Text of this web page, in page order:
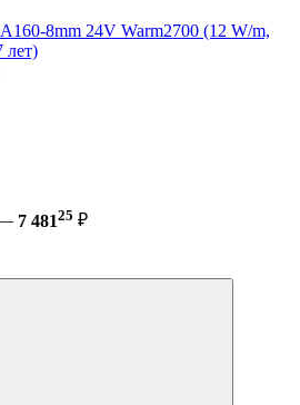
8mm 24V Warm2700 (12 W/m,
лет)
— 7 48125 ₽